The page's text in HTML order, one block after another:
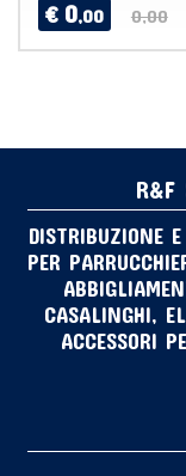
€ 0,00 0,00
R&F
DISTRIBUZIONE
PER
CASALINGHI,
ACCESSORI